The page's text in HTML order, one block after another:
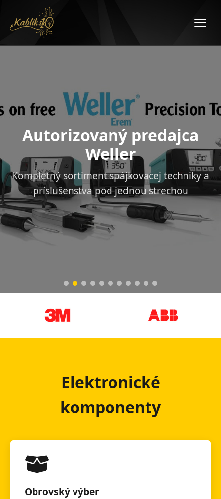
Autorizovaný predajca
Weller
Kompletný sortiment spájkovacej techniky a
príslušenstva pod jednou strechou
Elektronické
komponenty
Obrovský výber